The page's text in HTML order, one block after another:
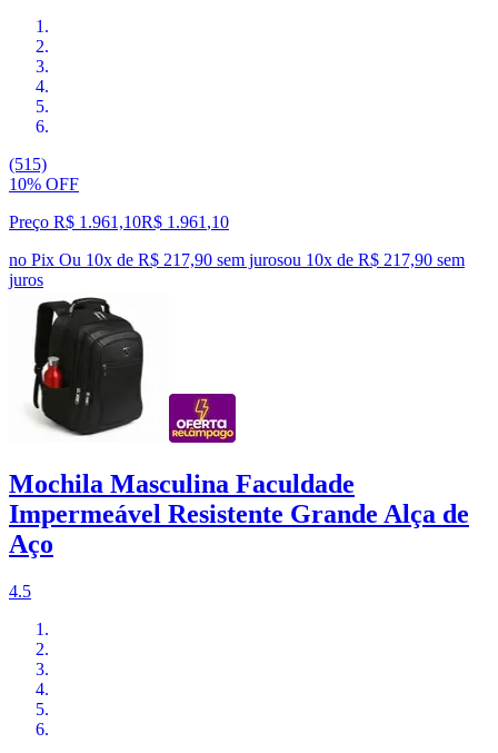
(515)
10% OFF
Preço R$ 1.961,10R$ 1.961 ,10
no Pix Ou 10x de R$ 217,90 sem jurosou 10x de R$ 217,90 sem
juros
Mochila Masculina Faculdade
Impermeável Resistente Grande Alça de
Aço
4.5